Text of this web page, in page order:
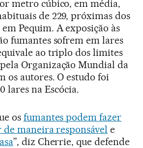
metro cúbico, em média,
de 229, próximas dos
Pequim. A exposição às
fumantes sofrem em lares
ao triplo dos limites
Organização Mundial da
os autores. O estudo foi
lares na Escócia.
os fumantes podem fazer
maneira responsável e
”, diz Cherrie, que defende